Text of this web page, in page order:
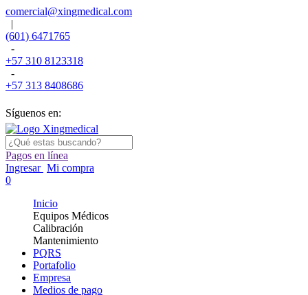
comercial@xingmedical.com
|
(601) 6471765
-
+57 310 8123318
-
+57 313 8408686
Síguenos en:
Pagos en línea
Ingresar Mi compra
0
Inicio
Equipos Médicos
Calibración
Mantenimiento
PQRS
Portafolio
Empresa
Medios de pago